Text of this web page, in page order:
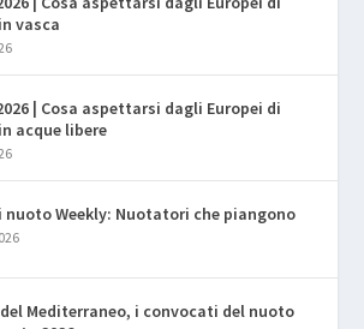
vasca
| Cosa aspettarsi dagli Europei di
acque libere
nuoto Weekly: Nuotatori che piangono
Mediterraneo, i convocati del nuoto